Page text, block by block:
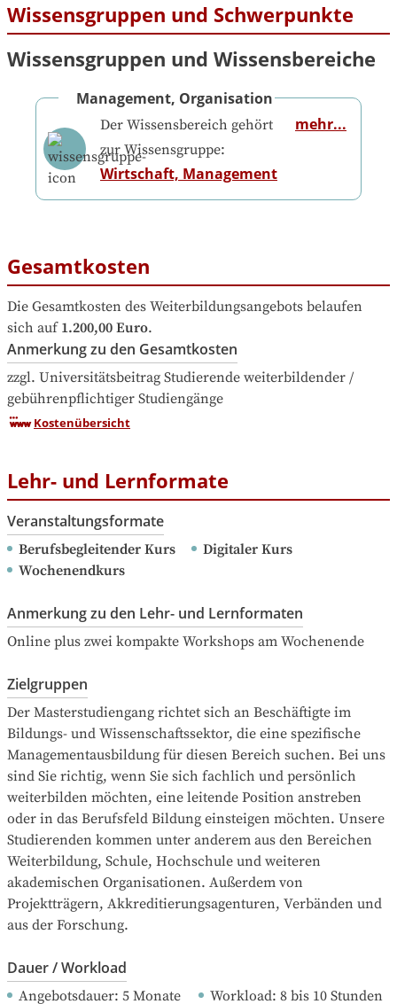
Wissensgruppen und Schwerpunkte
Wissensgruppen und Wissensbereiche
Management, Organisation
Der Wissensbereich gehört
zur Wissensgruppe:
Wirtschaft, Management
mehr...
Gesamtkosten
Die Gesamtkosten des Weiterbildungsangebots belaufen
sich auf 1.200,00 Euro.
Anmerkung zu den Gesamtkosten
zzgl. Universitätsbeitrag Studierende weiterbildender /
gebührenpflichtiger Studiengänge
Kostenübersicht
Lehr- und Lernformate
Veranstaltungsformate
Berufsbegleitender Kurs
Digitaler Kurs
Wochenendkurs
Anmerkung zu den Lehr- und Lernformaten
Online plus zwei kompakte Workshops am Wochenende
Zielgruppen
Der Masterstudiengang richtet sich an Beschäftigte im
Bildungs- und Wissenschaftssektor, die eine spezifische
Managementausbildung für diesen Bereich suchen. Bei uns
sind Sie richtig, wenn Sie sich fachlich und persönlich
weiterbilden möchten, eine leitende Position anstreben
oder in das Berufsfeld Bildung einsteigen möchten. Unsere
Studierenden kommen unter anderem aus den Bereichen
Weiterbildung, Schule, Hochschule und weiteren
akademischen Organisationen. Außerdem von
Projektträgern, Akkreditierungsagenturen, Verbänden und
aus der Forschung.
Dauer / Workload
Angebotsdauer: 5 Monate Workload: 8 bis 10 Stunden